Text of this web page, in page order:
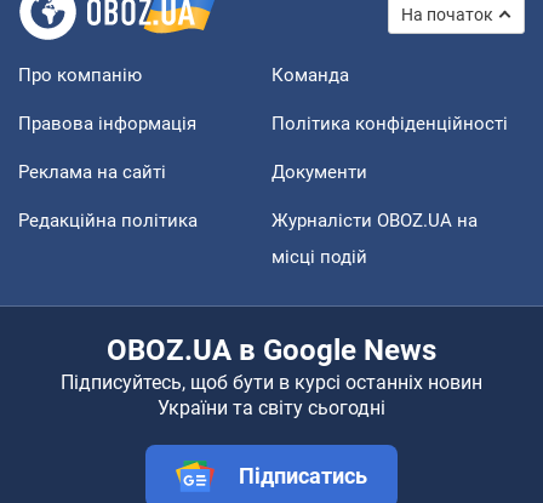
На початок
Про компанію Команда
Правова інформація Політика конфіденційності
Реклама на сайті Документи
Редакційна політика
Журналісти OBOZ.UA на
місці подій
OBOZ.UA в Google News
Підписуйтесь, щоб бути в курсі останніх новин
України та світу сьогодні
Підписатись